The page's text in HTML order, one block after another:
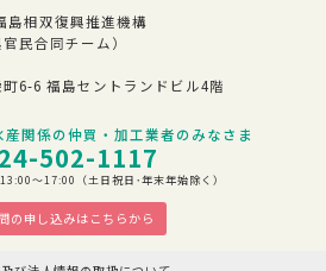
島相双復興推進機構
民合同チーム）
6-6 福島セントランドビル4階
関係の仲買・加工業者のみなさま
502-1117
～17:00（土日祝日･年末年始除く）
の申し込みはこちらから